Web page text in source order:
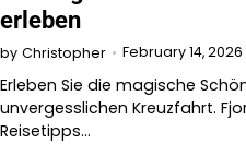
erleben
by Christopher February 14, 2026
Erleben Sie die magische
unvergesslichen Kreuzfahrt.
Reisetipps…